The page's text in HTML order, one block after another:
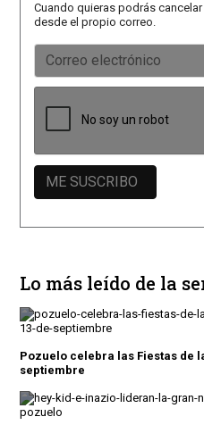
Cuando quieras podrás
desde el propio correo.
Lo más leído de la
Pozuelo celebra las Fiestas de
septiembre